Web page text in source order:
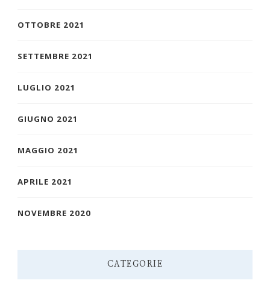
OTTOBRE 2021
SETTEMBRE 2021
LUGLIO 2021
GIUGNO 2021
MAGGIO 2021
APRILE 2021
NOVEMBRE 2020
CATEGORIE